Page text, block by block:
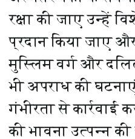
रक्षा की जाए उन्हें
प्रदान किया जाए
मुस्लिम वर्ग और
भी अपराध की
गंभीरता से कार्रवाई
की भावना उत्पन्न